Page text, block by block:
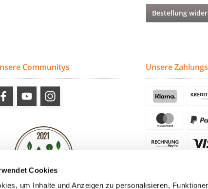
Cookies
um Inhalte und Anzeigen zu personalisieren,
Bestellung
Communitys Unsere